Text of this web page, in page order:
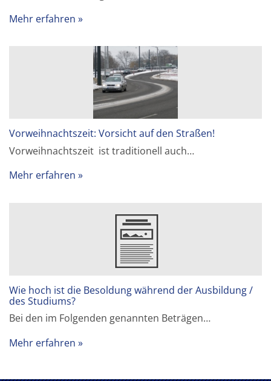
Mehr erfahren
Vorweihnachtszeit: Vorsicht auf den Straßen!
Vorweihnachtszeit ist traditionell auch…
Mehr erfahren
Wie hoch ist die Besoldung während der Ausbildung /
des Studiums?
Bei den im Folgenden genannten Beträgen…
Mehr erfahren